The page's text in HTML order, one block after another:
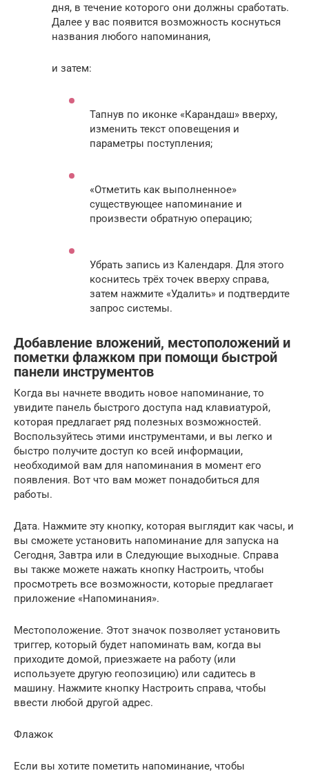
дня, в течение которого они должны сработать.
Далее у вас появится возможность коснуться
названия любого напоминания,
и затем:
Тапнув по иконке «Карандаш» вверху,
изменить текст оповещения и
параметры поступления;
«Отметить как выполненное»
существующее напоминание и
произвести обратную операцию;
Убрать запись из Календаря. Для этого
коснитесь трёх точек вверху справа,
затем нажмите «Удалить» и подтвердите
запрос системы.
Добавление вложений, местоположений и
пометки флажком при помощи быстрой
панели инструментов
Когда вы начнете вводить новое напоминание, то
увидите панель быстрого доступа над клавиатурой,
которая предлагает ряд полезных возможностей.
Воспользуйтесь этими инструментами, и вы легко и
быстро получите доступ ко всей информации,
необходимой вам для напоминания в момент его
появления. Вот что вам может понадобиться для
работы.
Дата. Нажмите эту кнопку, которая выглядит как часы, и
вы сможете установить напоминание для запуска на
Сегодня, Завтра или в Следующие выходные. Справа
вы также можете нажать кнопку Настроить, чтобы
просмотреть все возможности, которые предлагает
приложение «Напоминания».
Местоположение. Этот значок позволяет установить
триггер, который будет напоминать вам, когда вы
приходите домой, приезжаете на работу (или
используете другую геопозицию) или садитесь в
машину. Нажмите кнопку Настроить справа, чтобы
ввести любой другой адрес.
Флажок
Если вы хотите пометить напоминание, чтобы